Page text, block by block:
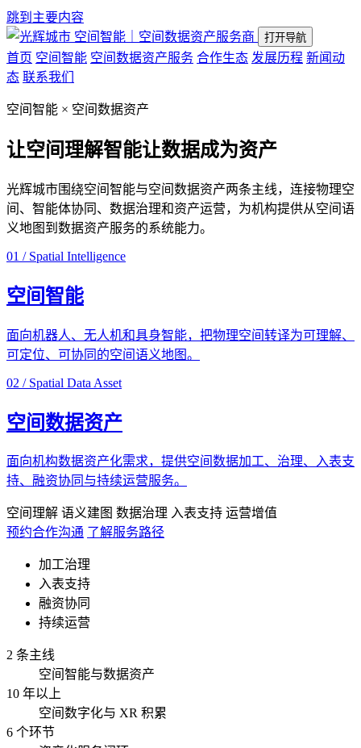
跳到主要内容
空间智能｜空间数据资产服务商
打开导航
首页 空间智能 空间数据资产服务 合作生态 发展历程 新闻动
态 联系我们
空间智能 × 空间数据资产
让空间理解智能让数据成为资产
光辉城市围绕空间智能与空间数据资产两条主线，连接物理空
间、智能体协同、数据治理和资产运营，为机构提供从空间语
义地图到数据资产服务的系统能力。
01 / Spatial Intelligence
空间智能
面向机器人、无人机和具身智能，把物理空间转译为可理解、
可定位、可协同的空间语义地图。
02 / Spatial Data Asset
空间数据资产
面向机构数据资产化需求，提供空间数据加工、治理、入表支
持、融资协同与持续运营服务。
空间理解 语义建图 数据治理 入表支持 运营增值
预约合作沟通 了解服务路径
加工治理
入表支持
融资协同
持续运营
2 条主线
空间智能与数据资产
10 年以上
空间数字化与 XR 积累
6 个环节